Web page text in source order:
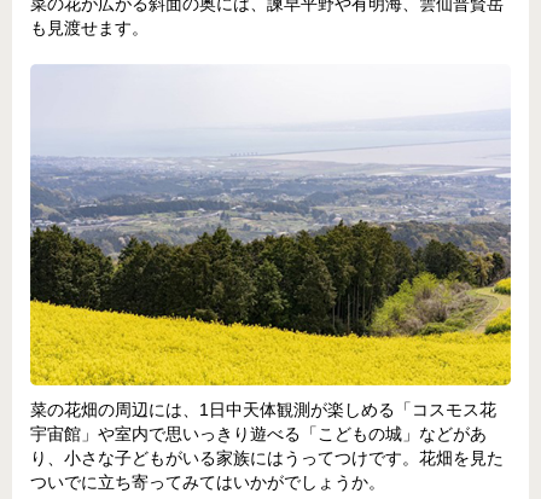
菜の花が広がる斜面の奥には、諫早平野や有明海、雲仙普賢岳
も見渡せます。
菜の花畑の周辺には、1日中天体観測が楽しめる「コスモス花
宇宙館」や室内で思いっきり遊べる「こどもの城」などがあ
り、小さな子どもがいる家族にはうってつけです。花畑を見た
ついでに立ち寄ってみてはいかがでしょうか。